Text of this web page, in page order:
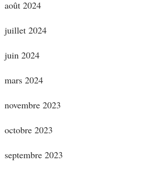
août 2024
juillet 2024
juin 2024
mars 2024
novembre 2023
octobre 2023
septembre 2023